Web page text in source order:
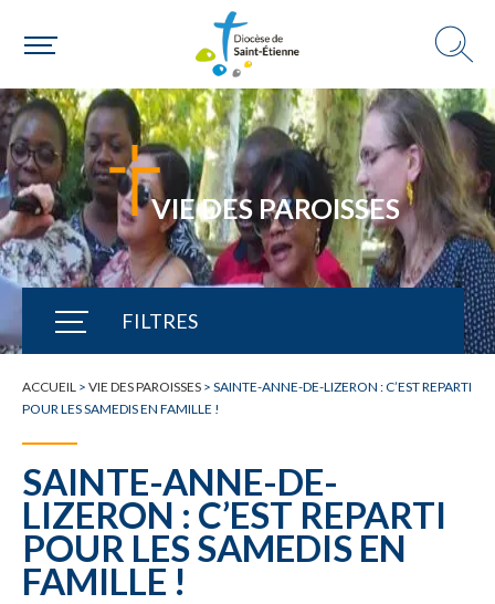
VIE DES PAROISSES
FILTRES
TOUTE L'ACTUALITÉ
ACCUEIL > VIE DES PAROISSES > SAINTE-ANNE-DE-LIZERON : C’EST REPARTI
POUR LES SAMEDIS EN FAMILLE !
SAINTE-ANNE-DE-
LIZERON : C’EST REPARTI
POUR LES SAMEDIS EN
FAMILLE !